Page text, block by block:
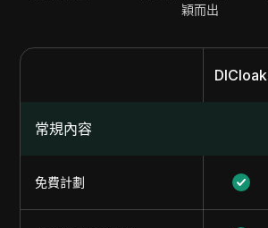
穎而出
DICloak
常規內容
免費計劃